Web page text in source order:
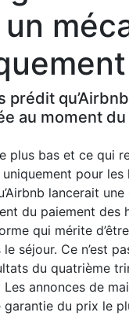
au moment
lancerait
du paiement
qui mérite
séjour. Ce n’est
du quatrième
annonces de
du prix le